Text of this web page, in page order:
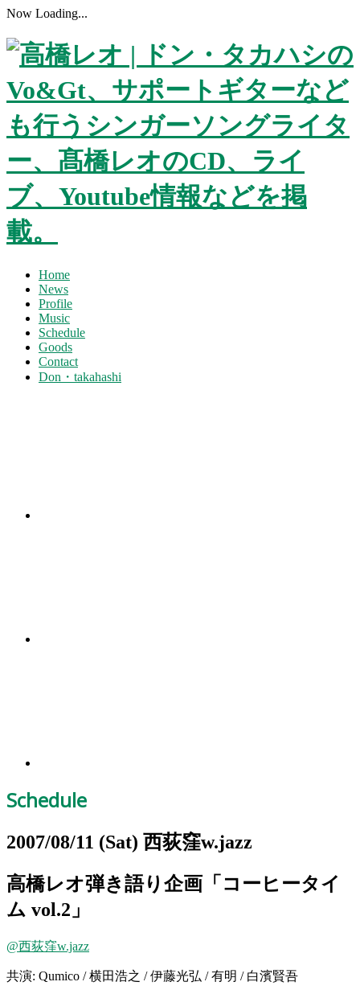
Now Loading...
Home
News
Profile
Music
Schedule
Goods
Contact
Don・takahashi
Schedule
2007/08/11 (Sat) 西荻窪w.jazz
高橋レオ弾き語り企画「コーヒータイ
ム vol.2」
@西荻窪w.jazz
共演: Qumico / 横田浩之 / 伊藤光弘 / 有明 / 白濱賢吾